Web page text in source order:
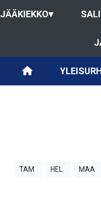
JÄÄKIEKKO▾
TAM HEL MAA